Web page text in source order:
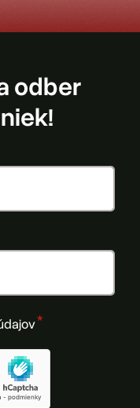
odber